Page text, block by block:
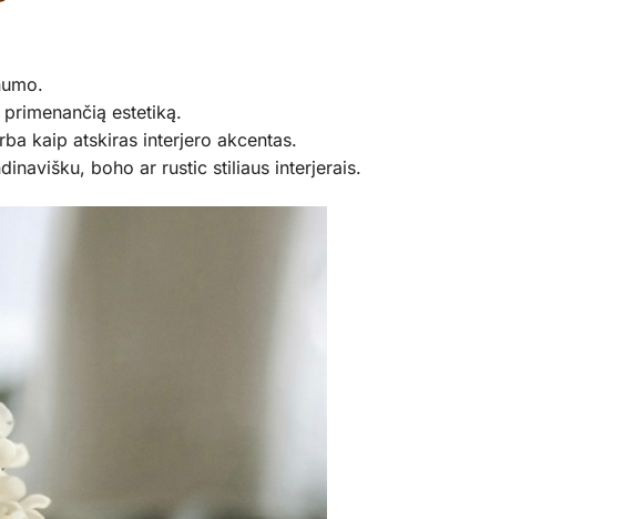
estetiką.
kaip atskiras interjero akcentas.
boho ar rustic stiliaus interjerais.